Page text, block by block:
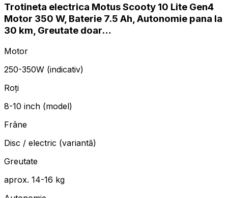
Trotineta electrica Motus Scooty 10 Lite Gen4
Motor 350 W, Baterie 7.5 Ah, Autonomie pana la
30 km, Greutate doar…
Motor
250-350W (indicativ)
Roți
8-10 inch (model)
Frâne
Disc / electric (variantă)
Greutate
aprox. 14-16 kg